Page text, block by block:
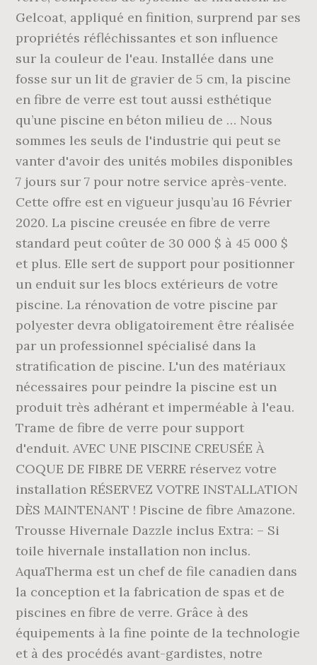
Gelcoat, appliqué en finition, surprend par ses
propriétés réfléchissantes et son influence
sur la couleur de l'eau. Installée dans une
fosse sur un lit de gravier de 5 cm, la piscine
en fibre de verre est tout aussi esthétique
qu’une piscine en béton milieu de … Nous
sommes les seuls de l'industrie qui peut se
vanter d'avoir des unités mobiles disponibles
7 jours sur 7 pour notre service après-vente.
Cette offre est en vigueur jusqu’au 16 Février
2020. La piscine creusée en fibre de verre
standard peut coûter de 30 000 $ à 45 000 $
et plus. Elle sert de support pour positionner
un enduit sur les blocs extérieurs de votre
piscine. La rénovation de votre piscine par
polyester devra obligatoirement être réalisée
par un professionnel spécialisé dans la
stratification de piscine. L'un des matériaux
nécessaires pour peindre la piscine est un
produit très adhérant et imperméable à l'eau.
Trame de fibre de verre pour support
d'enduit. AVEC UNE PISCINE CREUSÉE À
COQUE DE FIBRE DE VERRE réservez votre
installation RÉSERVEZ VOTRE INSTALLATION
DÈS MAINTENANT ! Piscine de fibre Amazone.
Trousse Hivernale Dazzle inclus Extra: – Si
toile hivernale installation non inclus.
AquaTherma est un chef de file canadien dans
la conception et la fabrication de spas et de
piscines en fibre de verre. Grâce à des
équipements à la fine pointe de la technologie
et à des procédés avant-gardistes, notre